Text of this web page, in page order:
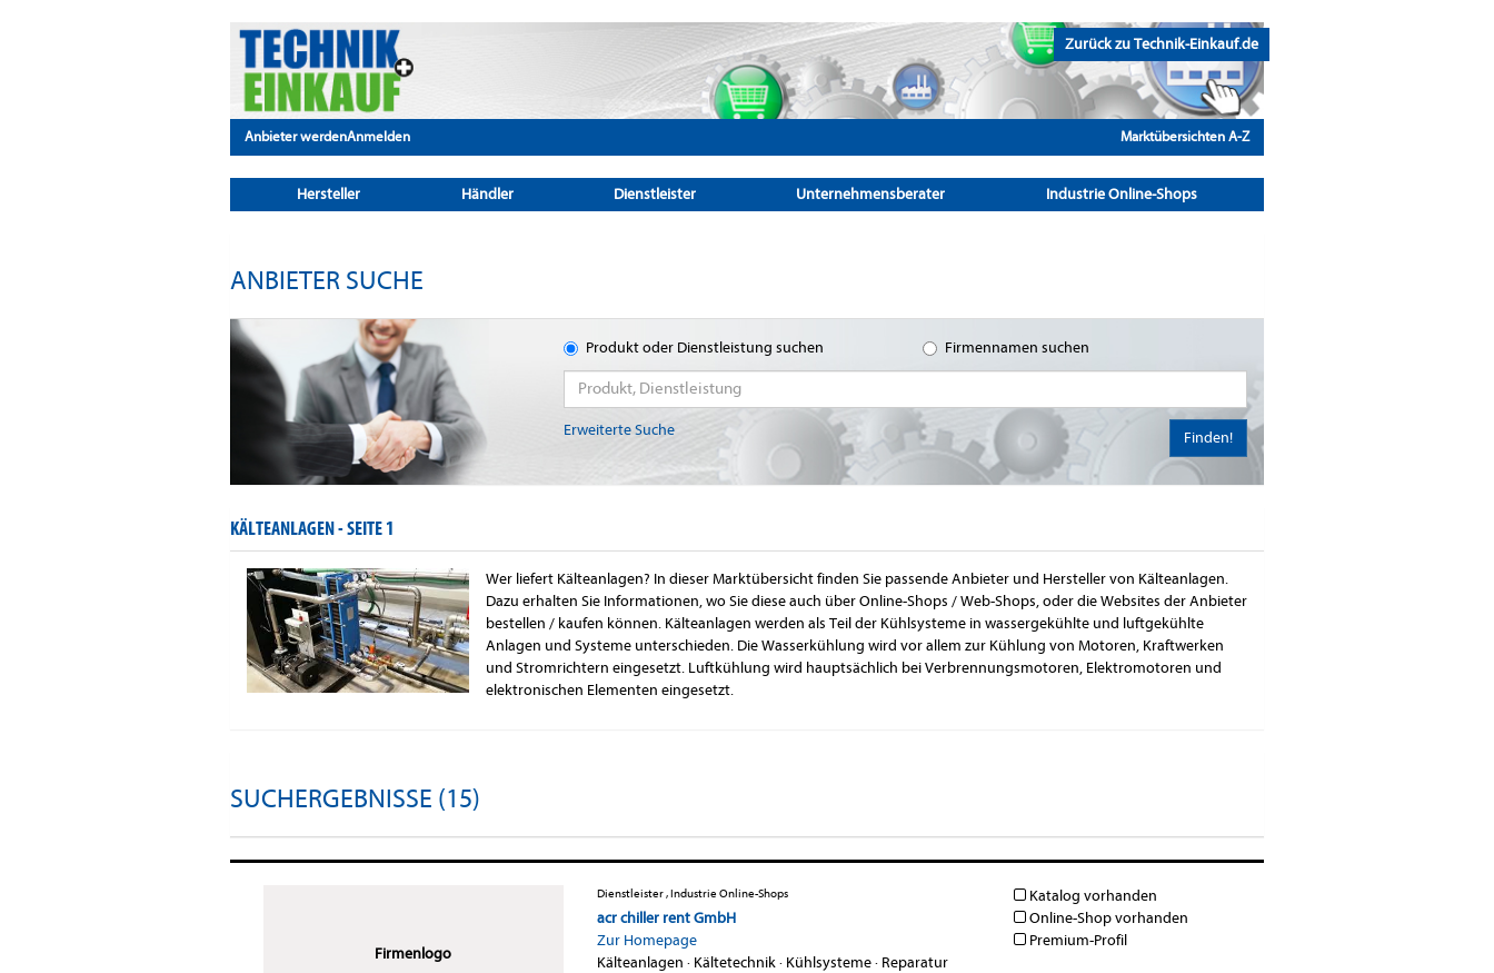
Zurück zu Technik-Einkauf.de
Anbieter werdenAnmelden Marktübersichten A-Z
Hersteller Händler Dienstleister Unternehmensberater Industrie Online-Shops
ANBIETER SUCHE
Produkt oder Dienstleistung suchen Firmennamen suchen
Erweiterte Suche Finden!
KÄLTEANLAGEN -SEITE 1
Wer liefert Kälteanlagen? In dieser Marktübersicht finden Sie passende Anbieter und Hersteller von Kälteanlagen.
Dazu erhalten Sie Informationen, wo Sie diese auch über Online-Shops / Web-Shops, oder die Websites der Anbieter
bestellen / kaufen können. Kälteanlagen werden als Teil der Kühlsysteme in wassergekühlte und luftgekühlte
Anlagen und Systeme unterschieden. Die Wasserkühlung wird vor allem zur Kühlung von Motoren, Kraftwerken
und Stromrichtern eingesetzt. Luftkühlung wird hauptsächlich bei Verbrennungsmotoren, Elektromotoren und
elektronischen Elementen eingesetzt.
SUCHERGEBNISSE (15)
Firmenlogo
Dienstleister , Industrie Online-Shops
acr chiller rent GmbH
Zur Homepage
Kälteanlagen · Kältetechnik· Kühlsysteme· Reparatur
Katalog vorhanden
Online-Shop vorhanden
Premium-Profil